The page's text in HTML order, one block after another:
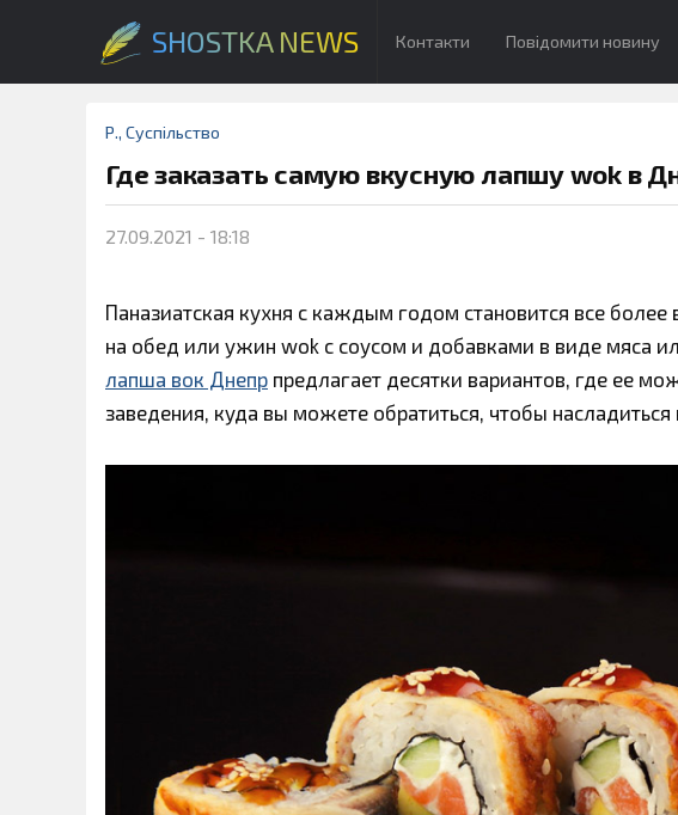
SHOSTKA NEWS Контакти Повідомити новину
Р., Суспільство
Где заказать самую вкусную лапшу wok в
27.09.2021 - 18:18
Паназиатская кухня с каждым годом становится все
на обед или ужин wok с соусом и добавками в виде мяса
лапша вок Днепр предлагает десятки вариантов, где ее
заведения, куда вы можете обратиться, чтобы